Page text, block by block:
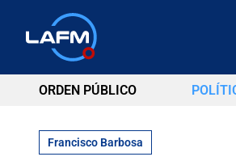
ORDEN PÚBLICO
Francisco Barbosa